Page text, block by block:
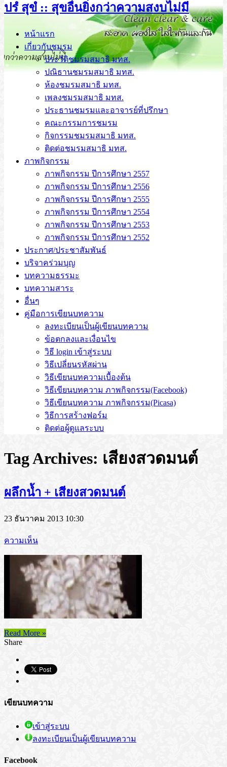
ปรํ สุขํ :: สุขอื่นยิ่งกว่าความสงบไม่มี
หน้าแรก
เกี่ยวกับชมรม
ประวัติชมรมสมาธิ มทส.
ปณิธานชมรมสมาธิ มทส.
ห้องชมรมสมาธิ มทส.
เพลงชมรมสมาธิ มทส.
ประธานชมรมและอาจารย์ที่ปรึกษา
คณะกรรมการชมรม
กิจกรรมชมรมสมาธิ มทส.
ติดต่อชมรมสมาธิ มทส.
ภาพกิจกรรม
ภาพกิจกรรม ปีการศึกษา 2557
ภาพกิจกรรม ปีการศึกษา 2556
ภาพกิจกรรม ปีการศึกษา 2555
ภาพกิจกรรม ปีการศึกษา 2554
ภาพกิจกรรม ปีการศึกษา 2553
ภาพกิจกรรม ปีการศึกษา 2552
ประกาศ/ประชาสัมพันธ์
บริจาคร่วมบุญ
บทความธรรมะ
บทความสาระ
อื่นๆ
คู่มือการเขียนบทความ
ลงทะเบียนเป็นผู้เขียนบทความ
ข้อตกลงและเงื่อนไข
วิธี login เข้าสู่ระบบ
วิธีเปลี่ยนรหัสผ่าน
วิธีเขียนบทความเบื้องต้น
วิธีเขียนบทความ ภาพกิจกรรม(Facebook)
วิธีเขียนบทความ ภาพกิจกรรม(Picasa)
วิธีการสร้างฟอร์ม
ติดต่อผู้ดูแลระบบ
Tag Archives: เสียงสวดมนต์
ผลึกน้ำ + เสียงสวดมนต์
23 ธันวาคม 2013 10:30
ความเห็น
Read More »
Share
เขียนบทความ
เข้าสู่ระบบ
ลงทะเบียนเป็นผู้เขียนบทความ
Facebook